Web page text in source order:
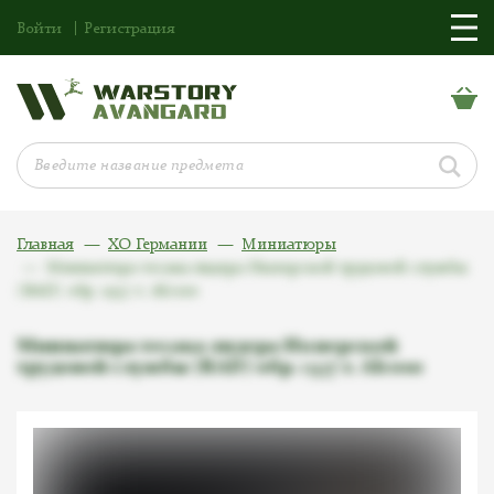
Войти Регистрация
Главная ХО Германии
Миниатюры
Миниатюра тесака лидера Имперской
трудовой службы (RAD) обр. 1937 г. Alcoso